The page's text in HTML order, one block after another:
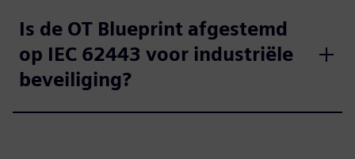
Is de OT Blueprint afgestemd
op IEC 62443 voor industriële
beveiliging?